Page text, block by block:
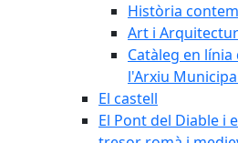
Història
Art i
Catàleg en
l'Arxiu
El castell
El Pont del Diable i